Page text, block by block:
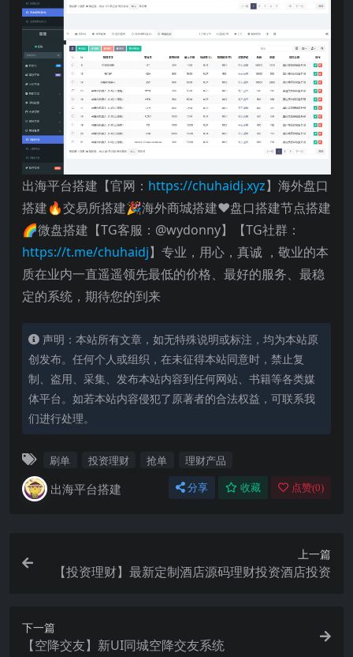
出海平台搭建【官网： https://chuhaidj.xyz】海外盘口
搭建🔥交易所搭建🎉海外商城搭建❤️盘口搭建节点搭建
🌈微盘搭建【TG客服：@wydonny】【TG社群：
https://t.me/chuhaidj】专业，用心，真诚 ，敬业的本
质在业内一直遥遥领先最低的价格、最好的服务、最稳
定的系统，期待您的到来
声明：本站所有文章，如无特殊说明或标注，均为本站原
创发布。任何个人或组织，在未征得本站同意时，禁止复
制、盗用、采集、发布本站内容到任何网站、书籍等各类媒
体平台。如若本站内容侵犯了原著者的合法权益，可联系我
们进行处理。
刷单 投资理财 抢单 理财产品
出海平台搭建 分享 收藏 点赞(0)
上一篇
【投资理财】最新定制酒店源码理财投资酒店投资
下一篇
【空降交友】新UI同城空降交友系统